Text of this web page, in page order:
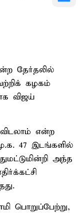
தேர்தலில்
கழகம்
விஜய்
என்ற
47 இடங்களில்
அந்த
பொறுப்பேற்று,